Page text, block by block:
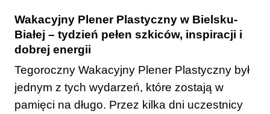
Wakacyjny Plener Plastyczny w Bielsku-
Białej – tydzień pełen szkiców, inspiracji i
dobrej energii
Tegoroczny Wakacyjny Plener Plastyczny był
jednym z tych wydarzeń, które zostają w
pamięci na długo. Przez kilka dni uczestnicy